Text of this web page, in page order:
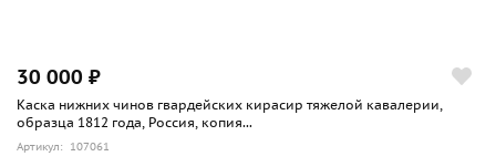
30 000 ₽
Каска нижних чинов гвардейских кирасир тяжелой кавалерии,
образца 1812 года, Россия, копия...
Артикул: 107061